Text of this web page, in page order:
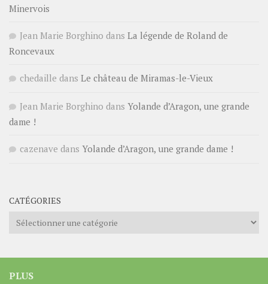
Minervois
Jean Marie Borghino dans La légende de Roland de
Roncevaux
chedaille dans Le château de Miramas-le-Vieux
Jean Marie Borghino dans Yolande d’Aragon, une grande
dame !
cazenave dans Yolande d’Aragon, une grande dame !
CATÉGORIES
Catégories
PLUS